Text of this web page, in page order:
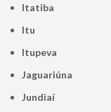
Itatiba
Itu
Itupeva
Jaguariúna
Jundiaí